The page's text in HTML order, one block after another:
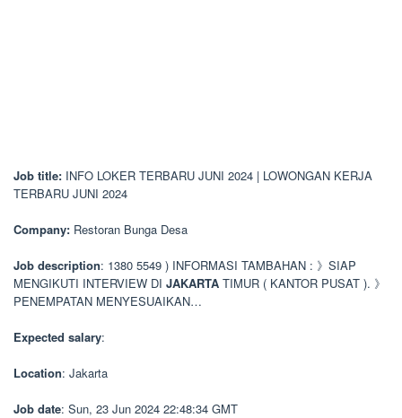
Job title: INFO LOKER TERBARU JUNI 2024 | LOWONGAN KERJA
TERBARU JUNI 2024
Company: Restoran Bunga Desa
Job description: 1380 5549 ) INFORMASI TAMBAHAN : 》SIAP
MENGIKUTI INTERVIEW DI JAKARTA TIMUR ( KANTOR PUSAT ). 》
PENEMPATAN MENYESUAIKAN…
Expected salary:
Location: Jakarta
Job date: Sun, 23 Jun 2024 22:48:34 GMT